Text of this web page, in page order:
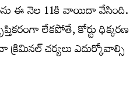
ఈ నెల 11కి వాయిదా వేసింది.
లేకపోతే, కోర్టు ధిక్కరణ
క్రిమినల్ చర్యలు ఎదుర్కోవాల్సి